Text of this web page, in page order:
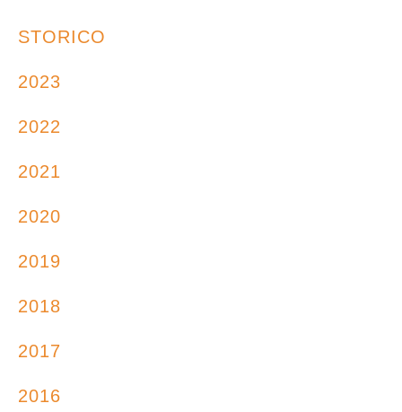
STORICO
2023
2022
2021
2020
2019
2018
2017
2016